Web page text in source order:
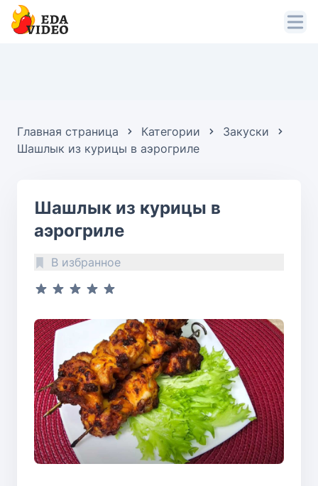
Главная страница Категории
Закуски
Шашлык из курицы в аэрогриле
Шашлык из курицы в
аэрогриле
В избранное